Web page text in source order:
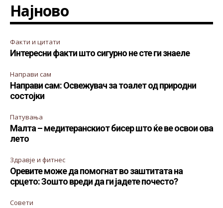
Најново
Факти и цитати
Интересни факти што сигурно не сте ги знаеле
Направи сам
Направи сам: Освежувач за тоалет од природни
состојки
Патувања
Малта – медитеранскиот бисер што ќе ве освои ова
лето
Здравје и фитнес
Оревите може да помогнат во заштитата на
срцето: Зошто вреди да ги јадете почесто?
Совети